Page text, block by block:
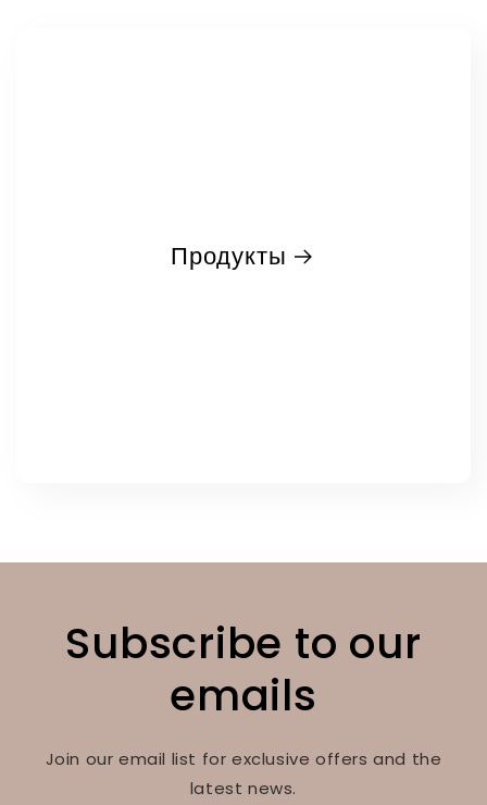
Продукты
Subscribe to our
emails
Join our email list for exclusive offers and the
latest news.